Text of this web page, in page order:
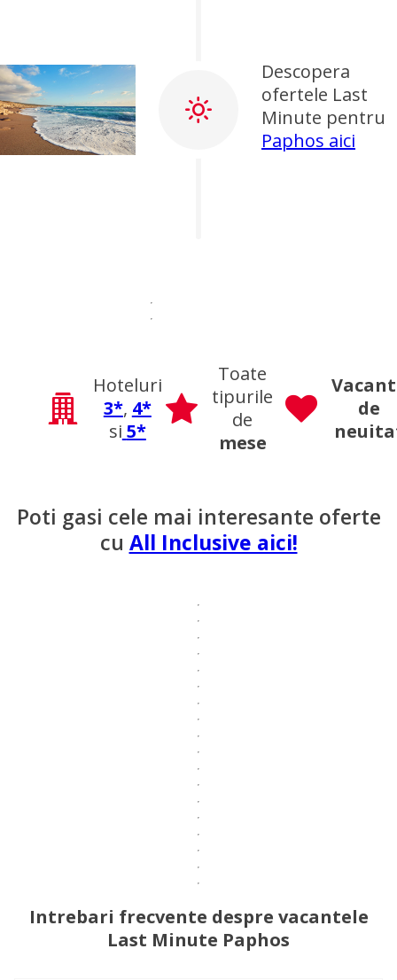
Descopera
ofertele Last
Minute pentru
Paphos aici
Hoteluri
3*, 4*
si 5*
Toate
tipurile
de
mese
de
Poti gasi cele mai interesante oferte
cu All Inclusive aici!
Intrebari frecvente despre vacantele
Last Minute Paphos